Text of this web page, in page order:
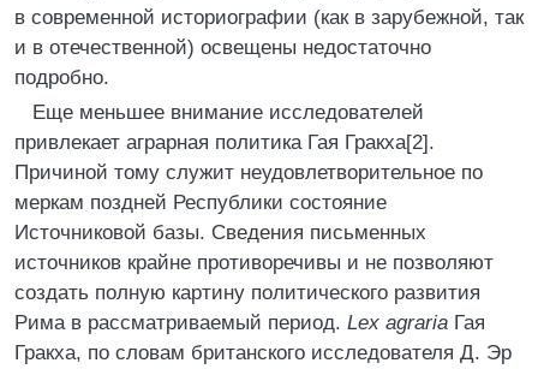
в современной историографии (как в зарубежной, так
и в отечественной) освещены недостаточно
подробно.
Еще меньшее внимание исследователей
привлекает аграрная политика Гая Гракха[2].
Причиной тому служит неудовлетворительное по
меркам поздней Республики состояние
Источниковой базы. Сведения письменных
источников крайне противоречивы и не позволяют
создать полную картину политического развития
Рима в рассматриваемый период. Lex agraria Гая
Гракха, по словам британского исследователя Д. Эр